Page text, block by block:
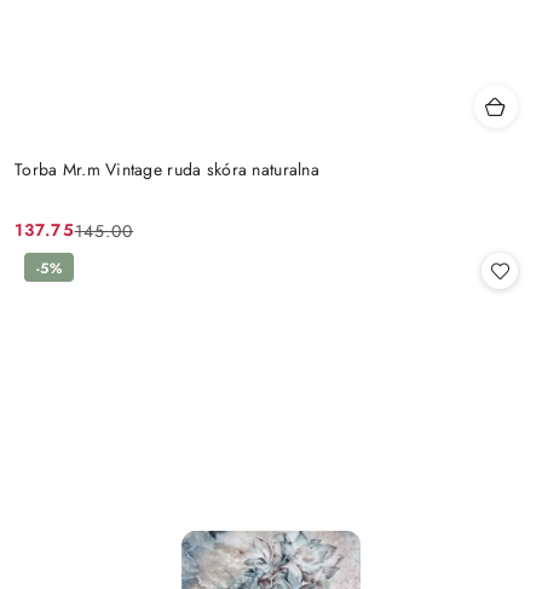
Torba Mr.m Vintage ruda skóra naturalna
Cena
promocyjna:
137.75
Cena
przed
145.00
-5%